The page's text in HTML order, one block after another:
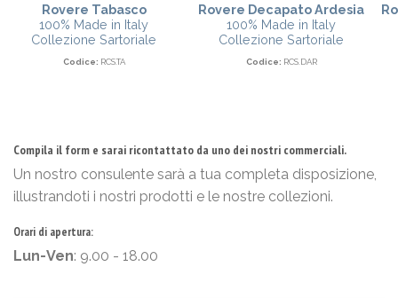
Rovere Tabasco
100% Made in Italy
Collezione Sartoriale
Codice: RCS.TA
Rovere Decapato Ardesia
100% Made in Italy
Collezione Sartoriale
Codice: RCS.DAR
Compila il form e sarai ricontattato da uno dei nostri commerciali.
Un nostro consulente sarà a tua completa disposizione,
illustrandoti i nostri prodotti e le nostre collezioni.
Orari di apertura:
Lun-Ven: 9.00 - 18.00